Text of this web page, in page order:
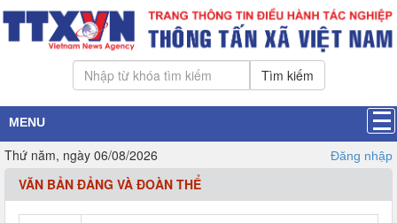
Tìm kiếm
MENU
Thứ năm, ngày 06/08/2026 Đăng nhập
VĂN BẢN ĐẢNG VÀ ĐOÀN THỂ